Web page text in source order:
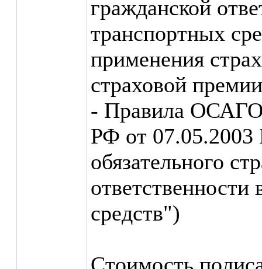
гражданской
транспортных
применения
страховой
- Правила ОСАГО
РФ от
обязательного
ответственности
средств")